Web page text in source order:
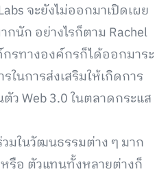
จะยังไม่ออกมาเปิดเผย
นัก อย่างไรก็ตาม Rachel
รทางองค์กรก็ได้ออกมาระ
ในการส่งเสริมให้เกิดการ
ว Web 3.0 ในตลาดกระแส
วมในวัฒนธรรมต่าง ๆ มาก
รือ ตัวแทนทั้งหลายต่างก็